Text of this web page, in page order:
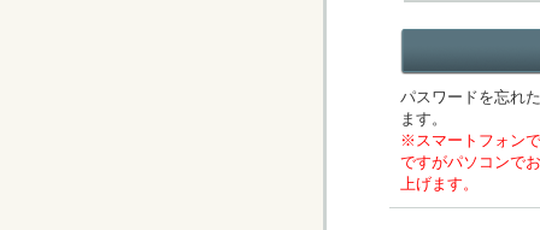
パスワードを忘れ
ます。
※スマートフォン
ですがパソコンで
上げます。